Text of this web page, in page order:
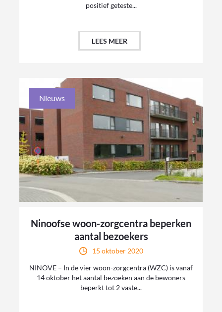
positief geteste...
LEES MEER
Nieuws
Ninoofse woon-zorgcentra beperken
aantal bezoekers
15 oktober 2020
NINOVE – In de vier woon-zorgcentra (WZC) is vanaf
14 oktober het aantal bezoeken aan de bewoners
beperkt tot 2 vaste...